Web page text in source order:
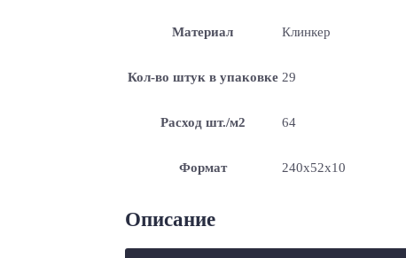
Материал Клинкер
Кол-во штук в упаковке 29
Расход шт./м2 64
Формат 240x52x10
Описание